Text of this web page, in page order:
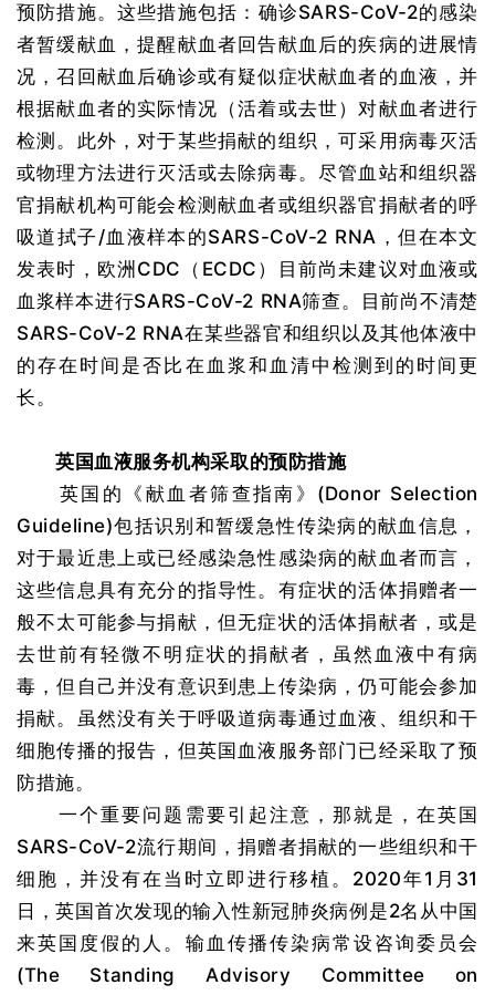
预防措施。这些措施包括：确诊SARS-CoV-2的感染
者暂缓献血，提醒献血者回告献血后的疾病的进展情
况，召回献血后确诊或有疑似症状献血者的血液，并
根据献血者的实际情况（活着或去世）对献血者进行
检测。此外，对于某些捐献的组织，可采用病毒灭活
或物理方法进行灭活或去除病毒。尽管血站和组织器
官捐献机构可能会检测献血者或组织器官捐献者的呼
吸道拭子/血液样本的SARS-CoV-2 RNA，但在本文
发表时，欧洲CDC（ECDC）目前尚未建议对血液或
血浆样本进行SARS-CoV-2 RNA筛查。目前尚不清楚
SARS-CoV-2 RNA在某些器官和组织以及其他体液中
的存在时间是否比在血浆和血清中检测到的时间更
长。
英国血液服务机构采取的预防措施
英国的《献血者筛查指南》(Donor Selection
Guideline)包括识别和暂缓急性传染病的献血信息，
对于最近患上或已经感染急性感染病的献血者而言，
这些信息具有充分的指导性。有症状的活体捐赠者一
般不太可能参与捐献，但无症状的活体捐献者，或是
去世前有轻微不明症状的捐献者，虽然血液中有病
毒，但自己并没有意识到患上传染病，仍可能会参加
捐献。虽然没有关于呼吸道病毒通过血液、组织和干
细胞传播的报告，但英国血液服务部门已经采取了预
防措施。
一个重要问题需要引起注意，那就是，在英国
SARS-CoV-2流行期间，捐赠者捐献的一些组织和干
细胞，并没有在当时立即进行移植。2020年1月31
日，英国首次发现的输入性新冠肺炎病例是2名从中国
来英国度假的人。输血传播传染病常设咨询委员会
(The Standing Advisory Committee on